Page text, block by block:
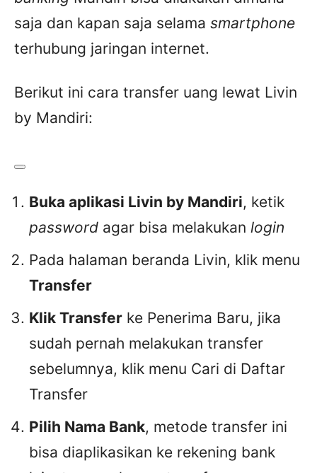
saja dan kapan saja selama smartphone
terhubung jaringan internet.
Berikut ini cara transfer uang lewat Livin
by Mandiri:
Buka aplikasi Livin by Mandiri, ketik
password agar bisa melakukan login
Pada halaman beranda Livin, klik menu
Transfer
Klik Transfer ke Penerima Baru, jika
sudah pernah melakukan transfer
sebelumnya, klik menu Cari di Daftar
Transfer
Pilih Nama Bank, metode transfer ini
bisa diaplikasikan ke rekening bank